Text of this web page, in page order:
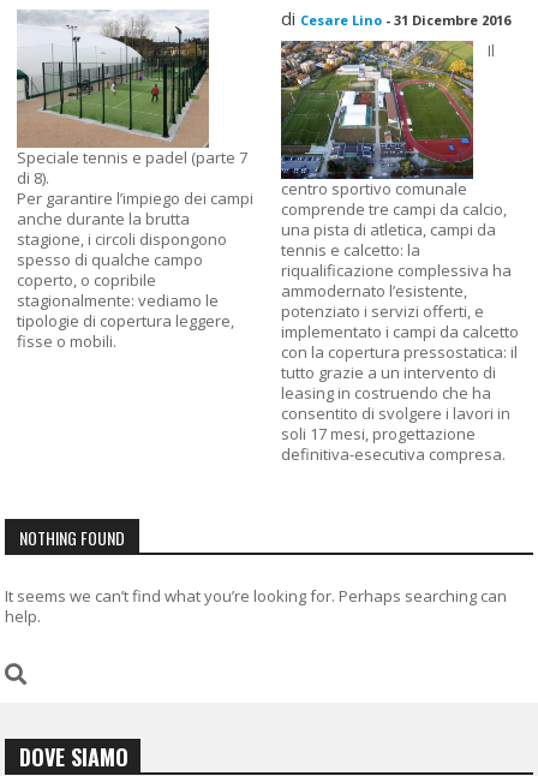
Speciale tennis e padel (parte 7
di 8).
Per garantire l’impiego dei campi
anche durante la brutta
stagione, i circoli dispongono
spesso di qualche campo
coperto, o copribile
stagionalmente: vediamo le
tipologie di copertura leggere,
fisse o mobili.
di Cesare Lino - 31 Dicembre 2016
Il
centro sportivo comunale
comprende tre campi da calcio,
una pista di atletica, campi da
tennis e calcetto: la
riqualificazione complessiva ha
ammodernato l’esistente,
potenziato i servizi offerti, e
implementato i campi da calcetto
con la copertura pressostatica: il
tutto grazie a un intervento di
leasing in costruendo che ha
consentito di svolgere i lavori in
soli 17 mesi, progettazione
definitiva-esecutiva compresa.
NOTHING FOUND
It seems we can’t find what you’re looking for. Perhaps searching can
help.
DOVE SIAMO